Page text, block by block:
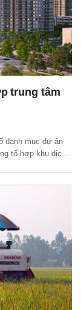
trung tâm
danh mục dự án
tổ hợp khu dịch